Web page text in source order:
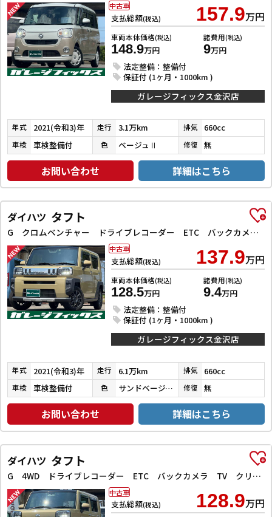
支払総額(税込) 157.9万円
車両本体価格(税込)
148.9万円
諸費用(税込)
9万円
法定整備：整備付
保証付 (1ヶ月・1000km )
中古車
ガレージフィックス金沢店
年式 2021(令和3)年 走行 3.1万km 排気 660cc
車検 車検整備付 色 ベージュⅡ 修復 無
お問い合わせ 詳細はこちら
ダイハツ タフト
G クロムベンチャー ドライブレコーダー ETC バックカメラ ナビ TV クリアランスソナー 衝突被害軽減システム オートライト LEDヘッドランプ スマートキー アイドリングストップ 電動格納ミラー シートヒーター
支払総額(税込) 137.9万円
車両本体価格(税込)
128.5万円
諸費用(税込)
9.4万円
法定整備：整備付
保証付 (1ヶ月・1000km )
中古車
ガレージフィックス金沢店
年式 2021(令和3)年 走行 6.1万km 排気 660cc
車検 車検整備付 色 サンドベージュメタリック 修復 無
お問い合わせ 詳細はこちら
ダイハツ タフト
G 4WD ドライブレコーダー ETC バックカメラ TV クリアランスソナー レーンアシスト 衝突被害軽減システム オートライト LEDヘッドランプ ヘッドライトウォッシャー スマートキー
支払総額(税込) 128.9万円
中古車